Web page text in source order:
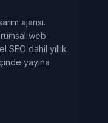
ajansı.
web
SEO dahil yıllık
yayına